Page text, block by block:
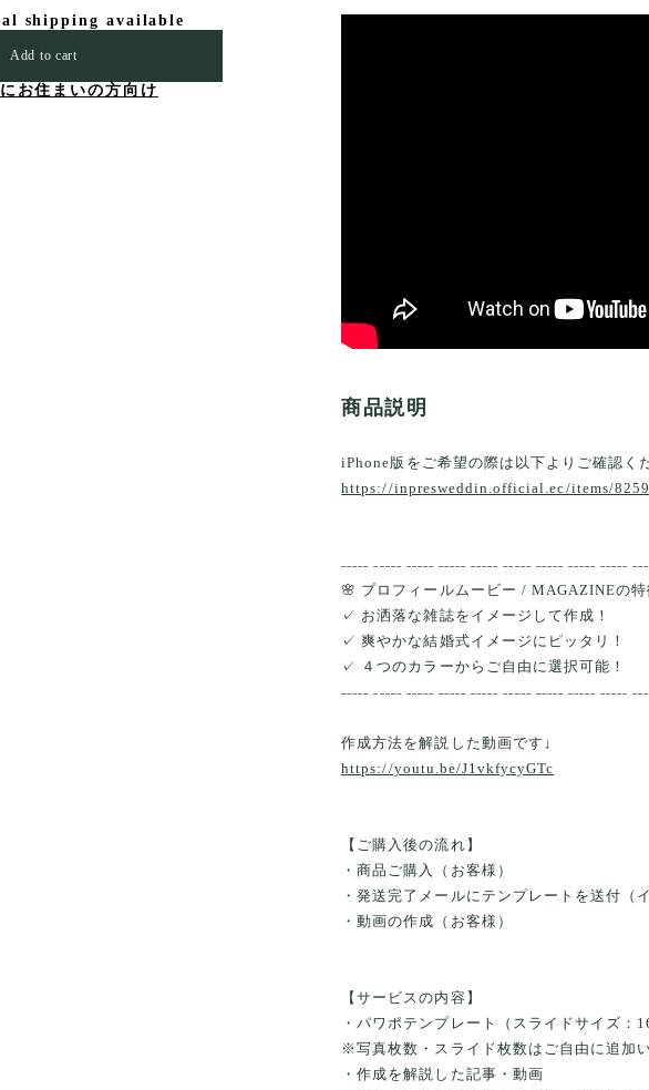
shipping available
Add to cart
お住まいの方向け
商品説明
iPhone版をご希望の際は以下よりご確認く
https://inpresweddin.official.ec/items/
˗˗˗˗˗ ˗˗˗˗˗ ˗˗˗˗˗ ˗˗˗˗˗ ˗˗˗˗˗ ˗˗˗˗˗ ˗˗˗˗˗ ˗˗˗˗˗ ˗˗˗˗˗
🌸 プロフィールムービー / MAGAZINEの特
✓ お洒落な雑誌をイメージして作成！
✓ 爽やかな結婚式イメージにピッタリ！
✓ ４つのカラーからご自由に選択可能！
˗˗˗˗˗ ˗˗˗˗˗ ˗˗˗˗˗ ˗˗˗˗˗ ˗˗˗˗˗ ˗˗˗˗˗ ˗˗˗˗˗ ˗˗˗˗˗ ˗˗˗˗˗
作成方法を解説した動画です↓
https://youtu.be/J1vkfycyGTc
【ご購入後の流れ】
・商品ご購入（お客様）
・発送完了メールにテンプレートを送付（
・動画の作成（お客様）
【サービスの内容】
・パワポテンプレート（スライドサイズ：
※写真枚数・スライド枚数はご自由に追加
・作成を解説した記事・動画